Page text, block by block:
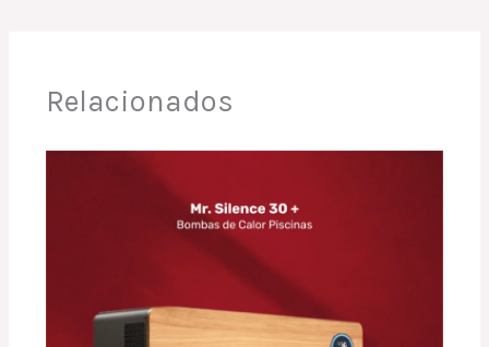
Relacionados